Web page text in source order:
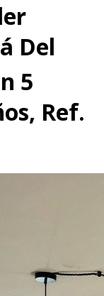
Del
5
Ref.